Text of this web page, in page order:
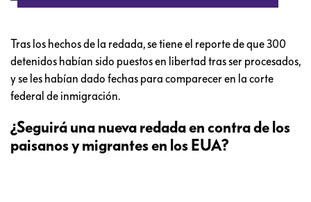
Tras los hechos de la redada, se tiene el reporte de que 300
detenidos habían sido puestos en libertad tras ser procesados,
​​y se les habían dado fechas para comparecer en la corte
federal de inmigración.
¿Seguirá una nueva redada en contra de los
paisanos y migrantes en los EUA?